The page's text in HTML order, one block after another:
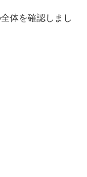
体を確認しまし